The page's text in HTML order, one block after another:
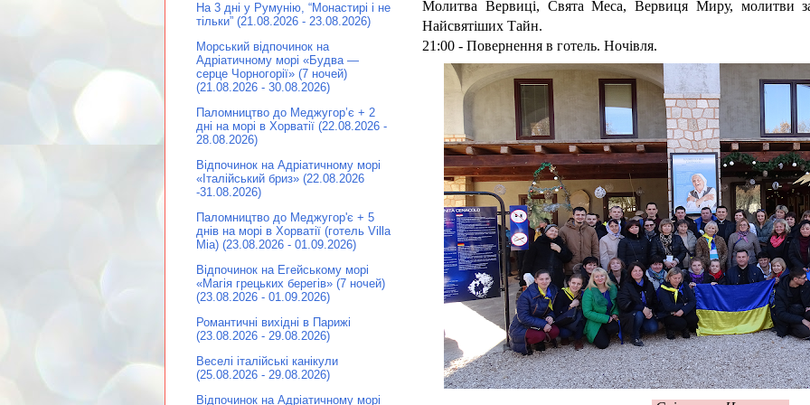
Молитва Вервиці, Свята Меса, Вервиця Миру, молитви за
Найсвятіших Тайн.
21:00 - Повернення в готель. Ночівля.
На 3 дні у Румунію, “Монастирі і не
тільки” (21.08.2026 - 23.08.2026)
Морський відпочинок на
Адріатичному морі «Будва —
серце Чорногорії» (7 ночей)
(21.08.2026 - 30.08.2026)
Паломництво до Меджугор’є + 2
дні на морі в Хорватії (22.08.2026 -
28.08.2026)
Відпочинок на Адріатичному морі
«Італійський бриз» (22.08.2026
-31.08.2026)
Паломництво до Меджугор'є + 5
днів на морі в Хорватії (готель Villa
Mia) (23.08.2026 - 01.09.2026)
Відпочинок на Егейському морі
«Магія грецьких берегів» (7 ночей)
(23.08.2026 - 01.09.2026)
Романтичні вихідні в Парижі
(23.08.2026 - 29.08.2026)
Веселі італійські канікули
(25.08.2026 - 29.08.2026)
Відпочинок на Адріатичному морі